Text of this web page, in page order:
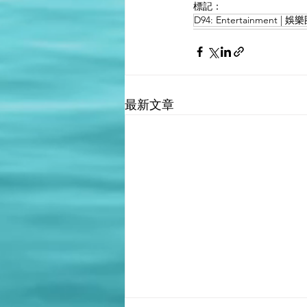
標記：
D94: Entertainment | 娛樂
最新文章